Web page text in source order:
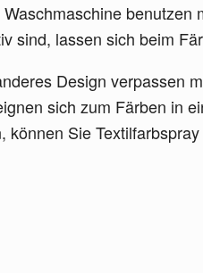
sind, lassen sich beim
Design verpassen
sich zum Färben in
können Sie